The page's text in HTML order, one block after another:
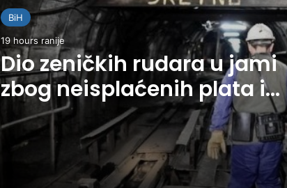
BiH
19 hours ranije
Dio zeničkih rudara u jami
zbog neisplaćenih plata i
problema sa zdravstvenim
knjižicama